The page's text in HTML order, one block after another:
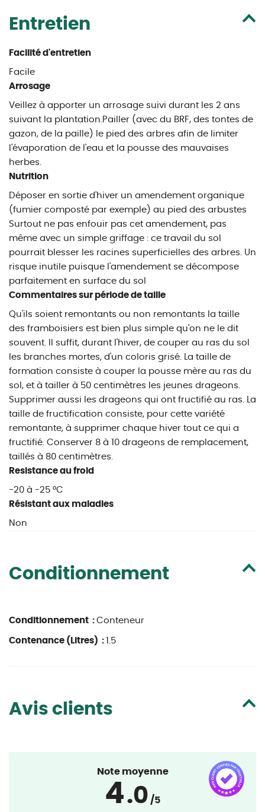
Entretien
Facilité d'entretien
Facile
Arrosage
Veillez à apporter un arrosage suivi durant les 2 ans
suivant la plantation.Pailler (avec du BRF, des tontes de
gazon, de la paille) le pied des arbres afin de limiter
l'évaporation de l'eau et la pousse des mauvaises
herbes.
Nutrition
Déposer en sortie d'hiver un amendement organique
(fumier composté par exemple) au pied des arbustes
Surtout ne pas enfouir pas cet amendement, pas
même avec un simple griffage : ce travail du sol
pourrait blesser les racines superficielles des arbres. Un
risque inutile puisque l'amendement se décompose
parfaitement en surface du sol
Commentaires sur période de taille
Qu'ils soient remontants ou non remontants la taille
des framboisiers est bien plus simple qu'on ne le dit
souvent. Il suffit, durant l'hiver, de couper au ras du sol
les branches mortes, d'un coloris grisé. La taille de
formation consiste à couper la pousse mère au ras du
sol, et à tailler à 50 centimètres les jeunes drageons.
Supprimer aussi les drageons qui ont fructifié au ras. La
taille de fructification consiste, pour cette variété
remontante, à supprimer chaque hiver tout ce qui a
fructifié. Conserver 8 à 10 drageons de remplacement,
taillés à 80 centimètres.
Resistance au froid
-20 à -25 °C
Résistant aux maladies
Non
Conditionnement
Conditionnement : Conteneur
Contenance (Litres) : 1.5
Avis clients
Note moyenne
4.0 /5